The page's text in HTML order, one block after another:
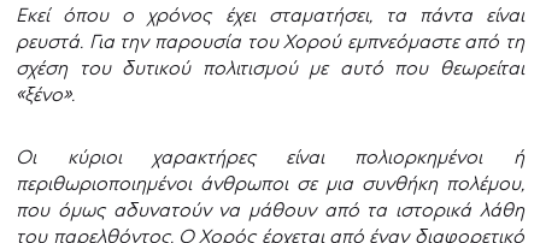
Εκεί όπου ο χρόνος έχει σταματήσει, τα πάντα είναι
ρευστά. Για την παρουσία του Χορού εμπνεόμαστε από τη
σχέση του δυτικού πολιτισμού με αυτό που θεωρείται
«ξένο».
Οι κύριοι χαρακτήρες είναι πολιορκημένοι ή
περιθωριοποιημένοι άνθρωποι σε μια συνθήκη πολέμου,
που όμως αδυνατούν να μάθουν από τα ιστορικά λάθη
του παρελθόντος. Ο Χορός έρχεται από έναν διαφορετικό